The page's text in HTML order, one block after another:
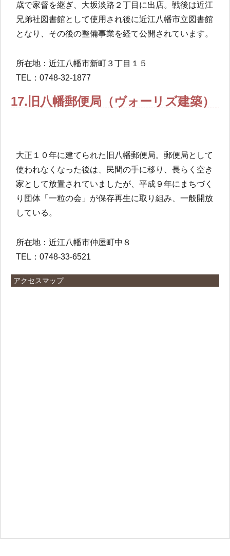
歳で家督を継ぎ、大坂淡路２丁目に出店。戦後は近江
兄弟社図書館として使用され後に近江八幡市立図書館
となり、その後の整備事業を経て公開されています。
所在地：近江八幡市新町３丁目１５
TEL：0748-32-1877
17.旧八幡郵便局（ヴォーリズ建築）
大正１０年に建てられた旧八幡郵便局。郵便局として
使われなくなった後は、民間の手に移り、長らく空き
家として放置されていましたが、平成９年にまちづく
り団体「一粒の会」が保存再生に取り組み、一般開放
している。
所在地：近江八幡市仲屋町中８
TEL：0748-33-6521
アクセスマップ